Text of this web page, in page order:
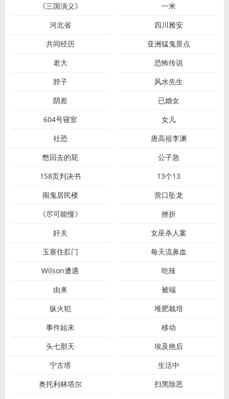
《三国演义》
一米
河北省
四川雅安
共同经历
亚洲猛鬼景点
老大
恐怖传说
脖子
风水先生
阴差
已婚女
604号寝室
女儿
社恐
唐高祖李渊
憋回去的屁
公子急
158页判决书
13个13
闹鬼居民楼
营口坠龙
《尽可能慢》
挫折
奸夫
女巫杀人案
玉塞住肛门
每天流鼻血
Wilson遭遇
吃辣
由来
被端
纵火犯
堆肥栽培
事件始末
移动
头七那天
埃及艳后
宁古塔
生活中
奥托利林塔尔
扫黑除恶